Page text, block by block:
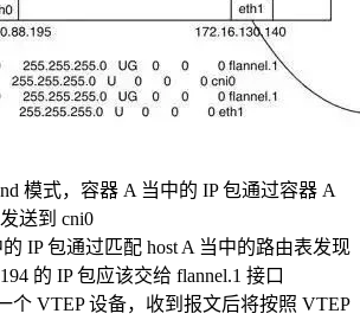
模式，容器 A 当中的 IP 包通过容器 A
送到 cni0
IP 包通过匹配 host A 当中的路由表发现
的 IP 包应该交给 flannel.1 接口
个 VTEP 设备，收到报文后将按照 VTEP